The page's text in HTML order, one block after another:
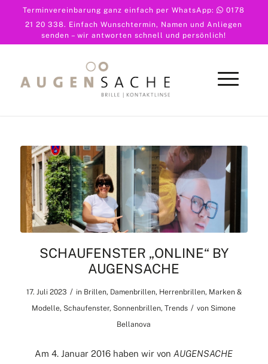
Terminvereinbarung ganz einfach per WhatsApp:
0178
21 20 338. Einfach Wunschtermin, Namen und Anliegen
senden – wir antworten schnell und persönlich!
SCHAUFENSTER „ONLINE“ BY
AUGENSACHE
17. Juli 2023 / in Brillen, Damenbrillen, Herrenbrillen, Marken &
Modelle, Schaufenster, Sonnenbrillen,Trends / von Simone
Bellanova
Am 4. Januar 2016 haben wir vonAUGENSACHE